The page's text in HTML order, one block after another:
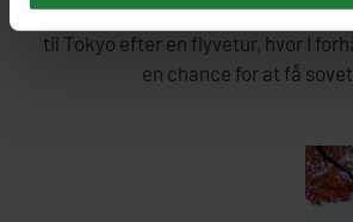
I rejser østpå fra Danmark og
til Tokyo efter en flyvetur, hvor I
en chance for at få